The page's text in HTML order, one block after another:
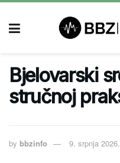
Bjelovarski
stručnoj
by bbzinfo 9. srpnja 2026.